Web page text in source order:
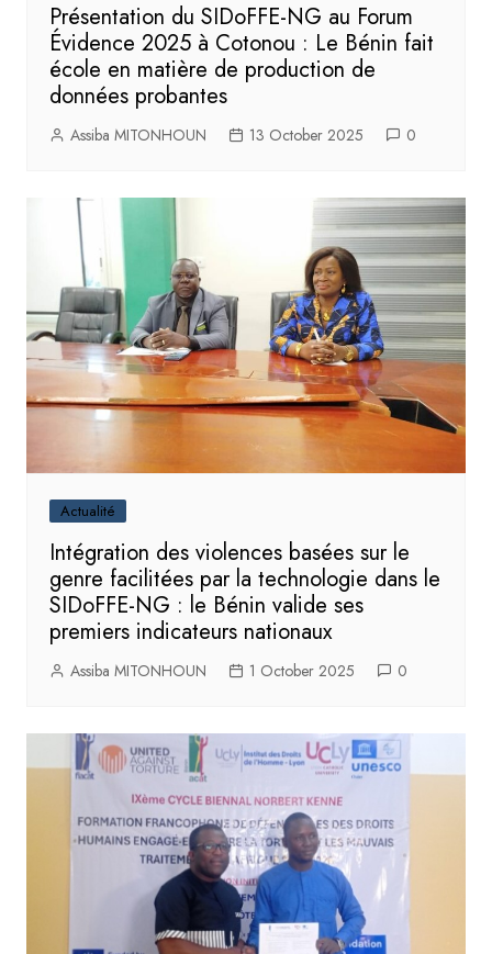
Présentation du SIDoFFE-NG au Forum
Évidence 2025 à Cotonou : Le Bénin fait
école en matière de production de
données probantes
Assiba MITONHOUN 13 October 2025 0
Actualité
Intégration des violences basées sur le
genre facilitées par la technologie dans le
SIDoFFE-NG : le Bénin valide ses
premiers indicateurs nationaux
Assiba MITONHOUN 1 October 2025 0